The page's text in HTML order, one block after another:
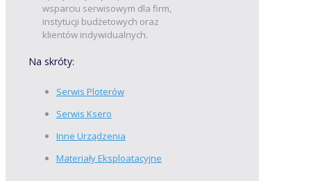
wsparciu serwisowym dla firm,
instytucji budżetowych oraz
klientów indywidualnych.
Na skróty:
Serwis Ploterów
Serwis Ksero
Inne Urządzenia
Materiały Eksploatacyjne